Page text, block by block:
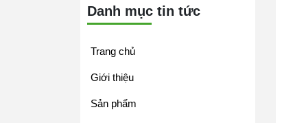
Danh mục tin tức
Trang chủ
Giới thiệu
Sản phẩm